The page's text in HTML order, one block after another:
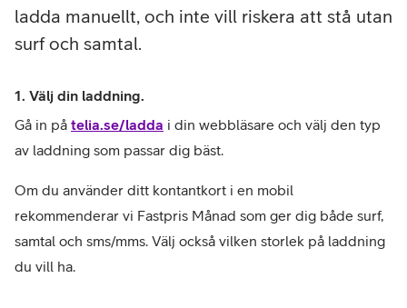
ladda manuellt, och inte vill riskera att stå utan
surf och samtal.
1. Välj din laddning.
Gå in på telia.se/ladda i din webbläsare och välj den typ
av laddning som passar dig bäst.
Om du använder ditt kontantkort i en mobil
rekommenderar vi Fastpris Månad som ger dig både surf,
samtal och sms/mms. Välj också vilken storlek på laddning
du vill ha.